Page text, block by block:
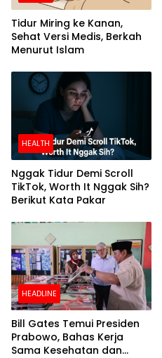
Tidur Miring ke Kanan,
Sehat Versi Medis, Berkah
Menurut Islam
HEALTH
Nggak Tidur Demi Scroll
TikTok, Worth It Nggak Sih?
Berikut Kata Pakar
HEADLINE
Bill Gates Temui Presiden
Prabowo, Bahas Kerja
Sama Kesehatan dan